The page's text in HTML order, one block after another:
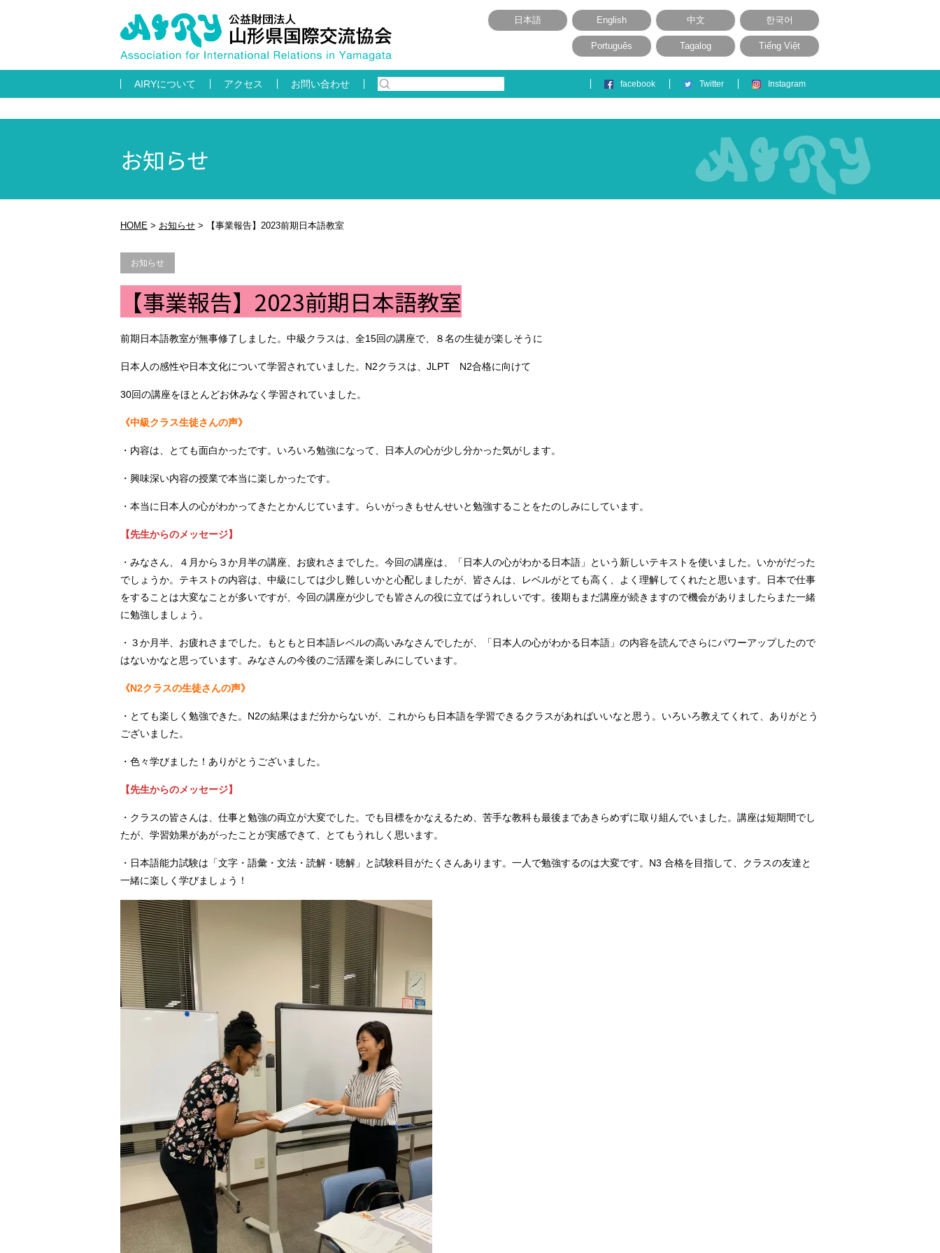
日本語 English 中文 한국어
Português Tagalog Tiếng Việt
AIRYについて アクセス お問い合わせ facebook Twitter Instagram
お知らせ
HOME > お知らせ > 【事業報告】2023前期日本語教室
お知らせ
【事業報告】2023前期日本語教室
前期日本語教室が無事修了しました。中級クラスは、全15回の講座で、８名の生徒が楽しそうに
日本人の感性や日本文化について学習されていました。N2クラスは、JLPT N2合格に向けて
30回の講座をほとんどお休みなく学習されていました。
《中級クラス生徒さんの声》
・内容は、とても面白かったです。いろいろ勉強になって、日本人の心が少し分かった気がします。
・興味深い内容の授業で本当に楽しかったです。
・本当に日本人の心がわかってきたとかんじています。らいがっきもせんせいと勉強することをたのしみにしています。
【先生からのメッセージ】
・みなさん、４月から３か月半の講座、お疲れさまでした。今回の講座は、「日本人の心がわかる日本語」という新しいテキストを使いました。いかがだった
でしょうか。テキストの内容は、中級にしては少し難しいかと心配しましたが、皆さんは、レベルがとても高く、よく理解してくれたと思います。日本で仕事
をすることは大変なことが多いですが、今回の講座が少しでも皆さんの役に立てばうれしいです。後期もまだ講座が続きますので機会がありましたらまた一緒
に勉強しましょう。
・３か月半、お疲れさまでした。もともと日本語レベルの高いみなさんでしたが、「日本人の心がわかる日本語」の内容を読んでさらにパワーアップしたので
はないかなと思っています。みなさんの今後のご活躍を楽しみにしています。
《N2クラスの生徒さんの声》
・とても楽しく勉強できた。N2の結果はまだ分からないが、これからも日本語を学習できるクラスがあればいいなと思う。いろいろ教えてくれて、ありがとう
ございました。
・色々学びました！ありがとうございました。
【先生からのメッセージ】
・クラスの皆さんは、仕事と勉強の両立が大変でした。でも目標をかなえるため、苦手な教科も最後まであきらめずに取り組んでいました。講座は短期間でし
たが、学習効果があがったことが実感できて、とてもうれしく思います。
・日本語能力試験は「文字・語彙・文法・読解・聴解」と試験科目がたくさんあります。一人で勉強するのは大変です。N3 合格を目指して、クラスの友達と
一緒に楽しく学びましょう！